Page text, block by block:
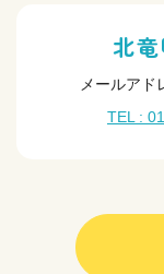
北
メールアド
TEL :